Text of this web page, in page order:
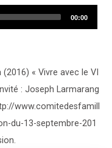
Total
00:00
(2016) « Vivre avec le VI
: Joseph Larmarang
www.comitedesfamill
du-13-septembre-201